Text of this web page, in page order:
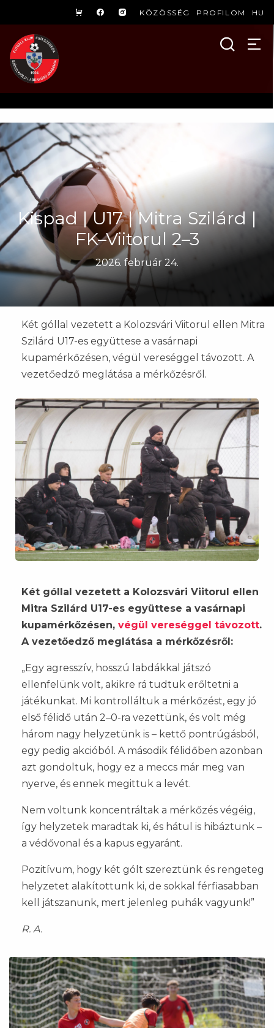
KÖZÖSSÉG PROFILOM HU
Kispad | U17 | Mitra Szilárd |
FK–Viitorul 2–3
2026. február 24.
Két góllal vezetett a Kolozsvári Viitorul ellen Mitra
Szilárd U17-es együttese a vasárnapi
kupamérkőzésen, végül vereséggel távozott. A
vezetőedző meglátása a mérkőzésről.
Két góllal vezetett a Kolozsvári Viitorul ellen
Mitra Szilárd U17-es együttese a vasárnapi
kupamérkőzésen, végül vereséggel távozott.
A vezetőedző meglátása a mérkőzésről:
„Egy agresszív, hosszú labdákkal játszó
ellenfelünk volt, akikre rá tudtuk erőltetni a
játékunkat. Mi kontrolláltuk a mérkőzést, egy jó
első félidő után 2–0-ra vezettünk, és volt még
három nagy helyzetünk is – kettő pontrúgásból,
egy pedig akcióból. A második félidőben azonban
azt gondoltuk, hogy ez a meccs már meg van
nyerve, és ennek megittuk a levét.
Nem voltunk koncentráltak a mérkőzés végéig,
így helyzetek maradtak ki, és hátul is hibáztunk –
a védővonal és a kapus egyaránt.
Pozitívum, hogy két gólt szereztünk és rengeteg
helyzetet alakítottunk ki, de sokkal férfiasabban
kell játszanunk, mert jelenleg puhák vagyunk!”
R. A.